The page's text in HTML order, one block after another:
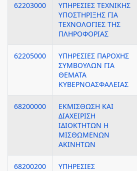
62203000
ΥΠΗΡΕΣΙΕΣ ΤΕΧΝΙΚΗΣ
ΥΠΟΣΤΗΡΙΞΗΣ ΓΙΑ
ΤΕΧΝΟΛΟΓΙΕΣ ΤΗΣ
ΠΛΗΡΟΦΟΡΙΑΣ
62205000
ΥΠΗΡΕΣΙΕΣ ΠΑΡΟΧΗΣ
ΣΥΜΒΟΥΛΩΝ ΓΙΑ
ΘΕΜΑΤΑ
ΚΥΒΕΡΝΟΑΣΦΑΛΕΙΑΣ
68200000
ΕΚΜΙΣΘΩΣΗ ΚΑΙ
ΔΙΑΧΕΙΡΙΣΗ
ΙΔΙΟΚΤΗΤΩΝ Η
ΜΙΣΘΩΜΕΝΩΝ
ΑΚΙΝΗΤΩΝ
68200200
ΥΠΗΡΕΣΙΕΣ